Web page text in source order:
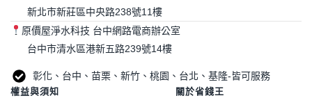
新北市新莊區中央路238號11樓
原價屋淨水科技 台中網路電商辦公室
台中市清水區港新五路239號14樓
彰化、台中、苗栗、新竹、桃園、台北、基隆-皆可服務
權益與須知 關於省錢王